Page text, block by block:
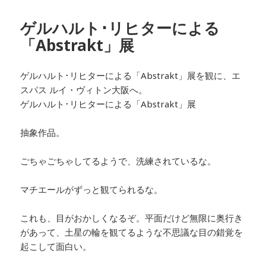
ゲルハルト･リヒターによる
「Abstrakt」展
ゲルハルト･リヒターによる「Abstrakt」展を観に、エ
スパス ルイ・ヴィトン大阪へ。
ゲルハルト･リヒターによる「Abstrakt」展
抽象作品。
ごちゃごちゃしてるようで、洗練されているな。
マチエールがずっと観てられるな。
これも、目がおかしくなるぞ。平面だけど無限に奥行き
があって、土星の輪を観てるような不思議な目の錯覚を
起こして面白い。